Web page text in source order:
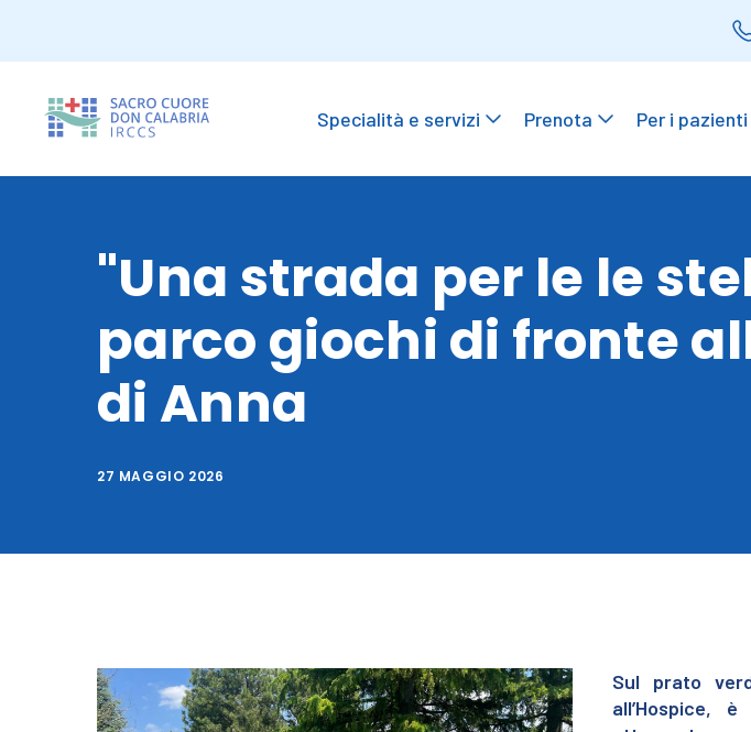
Specialità e servizi Prenota Per i pazienti
"Una strada per le le
parco giochi di fronte
di Anna
27 MAGGIO 2026
Sul prato
all’Hospice,